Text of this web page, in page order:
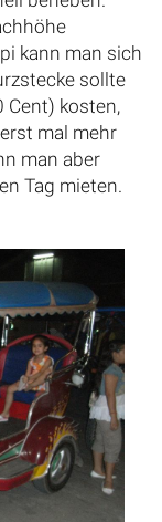
kann man sich
sollte
Cent) kosten,
mal mehr
man aber
Tag mieten.